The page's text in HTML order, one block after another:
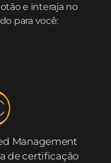
e interaja no
para você:
Management
de certificação